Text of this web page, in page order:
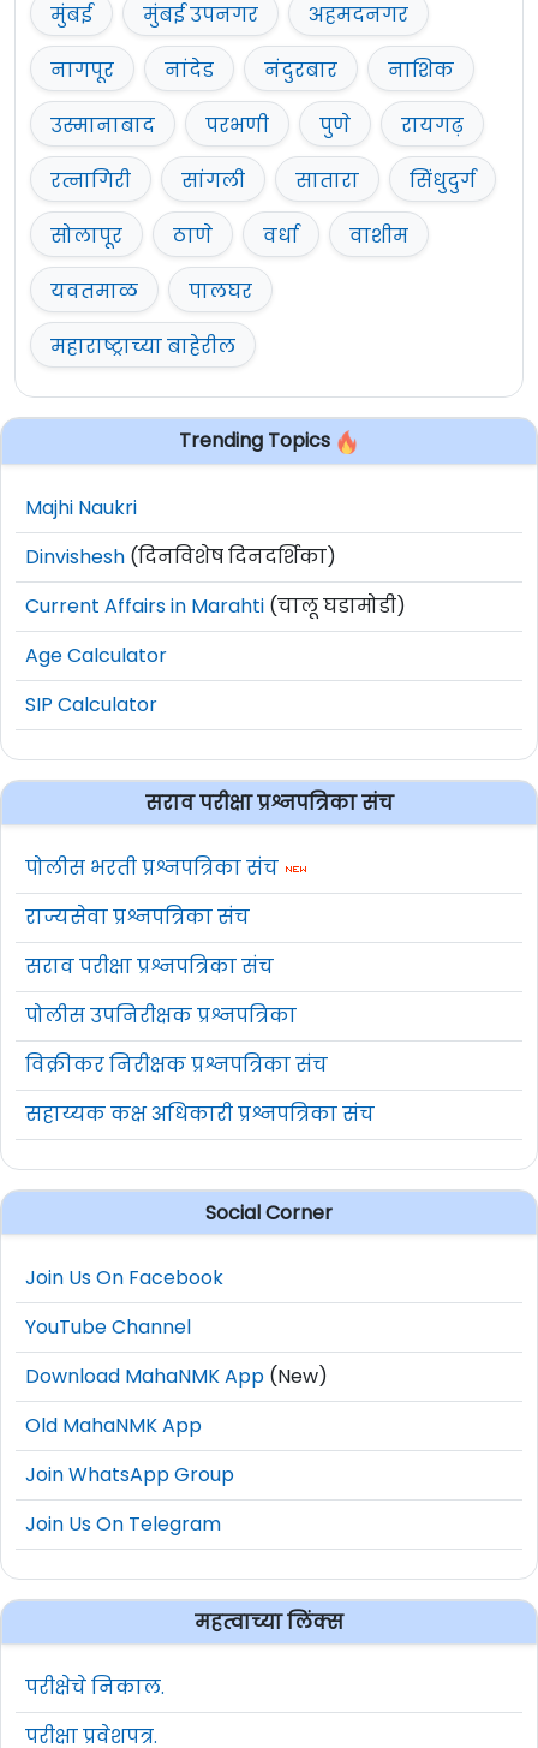
मुंबई
मुंबई उपनगर
अहमदनगर
नागपूर
नांदेड नंदुरबार
नाशिक
उस्मानाबाद
परभणी पुणे
रायगढ़
रत्नागिरी
सांगली सातारा
सिंधुदुर्ग
सोलापूर
ठाणे वर्धा
वाशीम
यवतमाळ
पालघर
महाराष्ट्राच्या बाहेरील
Trending Topics
Majhi Naukri
Dinvishesh (दिनविशेष दिनदर्शिका)
Current Affairs in Marahti (चालू घडामोडी)
Age Calculator
SIP Calculator
सराव परीक्षा प्रश्नपत्रिका संच
पोलीस भरती प्रश्नपत्रिका संच
राज्यसेवा प्रश्नपत्रिका संच
सराव परीक्षा प्रश्नपत्रिका संच
पोलीस उपनिरीक्षक प्रश्नपत्रिका
विक्रीकर निरीक्षक प्रश्नपत्रिका संच
सहाय्यक कक्ष अधिकारी प्रश्नपत्रिका संच
Social Corner
Join Us On Facebook
YouTube Channel
Download MahaNMK App (New)
Old MahaNMK App
Join WhatsApp Group
Join Us On Telegram
महत्वाच्या लिंक्स
परीक्षेचे निकाल.
परीक्षा प्रवेशपत्र.